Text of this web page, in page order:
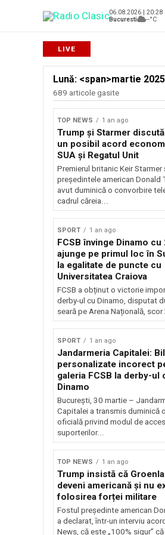
06.08.2026 | 20:28
Bucuresti
--°C
Lună: <span>martie
689 articole gasite
TOP NEWS 1 an ago
Trump și Starmer
un posibil acord
SUA și Regatul Unit
Premierul britanic Keir Starmer
președintele american Donald
avut duminică o convorbire
cadrul căreia...
SPORT 1 an ago
FCSB învinge Dinamo cu
ajunge pe primul loc în
la egalitate de puncte cu
Universitatea Craiova
FCSB a obținut o victorie
derby-ul cu Dinamo, disputat
seară pe Arena Națională, scor
SPORT 1 an ago
Jandarmeria Capitalei:
personalizate incorect
galeria FCSB la derby-ul
Dinamo
București, 30 martie –
Capitalei a transmis duminică
oficială privind modul de acces
suporterilor...
TOP NEWS 1 an ago
Trump insistă că
deveni americană și nu
folosirea forței militare
Fostul președinte american
a declarat, într-un interviu
News, că este „100% sigur” că